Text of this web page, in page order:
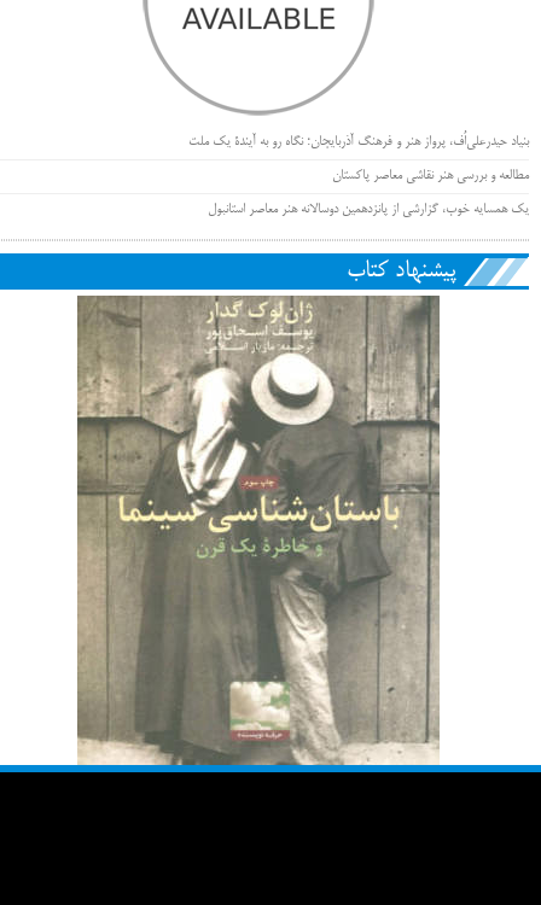
بنیاد حیدرعلی‌اُف، پرواز هنر و فرهنگ آذربایجان؛ نگاه رو به آیندۀ یک ملت
مطالعه و بررسی هنر نقاشی معاصر پاکستان
یک همسایه خوب، گزارشی از پانزدهمین دوسالانه هنر معاصر استانبول
پیشنهاد کتاب